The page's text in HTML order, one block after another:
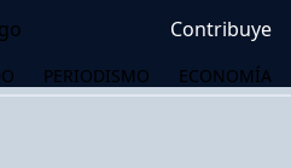
Contribuye
PERIODISMO ECONOMÍA